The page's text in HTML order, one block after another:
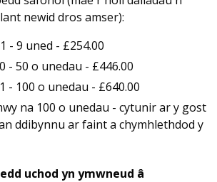
newid dros amser):
- 9 uned - £254.00
- 50 o unedau - £446.00
- 100 o unedau - £640.00
na 100 o unedau - cytunir ar y gost
ddibynnu ar faint a chymhlethdod y
uchod yn ymwneud â